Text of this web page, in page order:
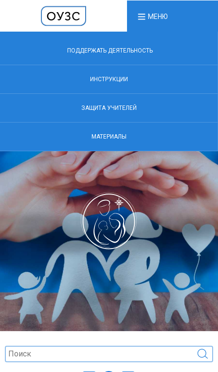
МЕНЮ
ПОДДЕРЖАТЬ ДЕЯТЕЛЬНОСТЬ
ИНСТРУКЦИИ
ЗАЩИТА УЧИТЕЛЕЙ
МАТЕРИАЛЫ